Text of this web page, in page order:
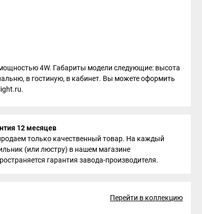
4W. Габариты модели следующие: высота
в гостиную, в кабинет. Вы можете оформить
12 месяцев
только качественный товар. На каждый
(или люстру) в нашем магазине
гарантия завода-производителя.
Перейти в коллекцию